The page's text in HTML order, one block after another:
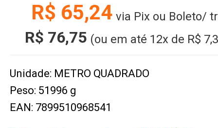
R$ 65,24 via Pix ou Boleto/
R$ 76,75 (ou em até 12x de R$
Unidade: METRO QUADRADO
Peso: 51996 g
EAN: 7899510968541